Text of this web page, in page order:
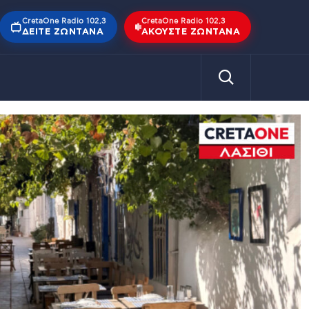
CretaOne Radio 102,3
ΔΕΊΤΕ ΖΩΝΤΑΝΆ
CretaOne Radio 102,3
ΑΚΟΎΣΤΕ ΖΩΝΤΑΝΆ